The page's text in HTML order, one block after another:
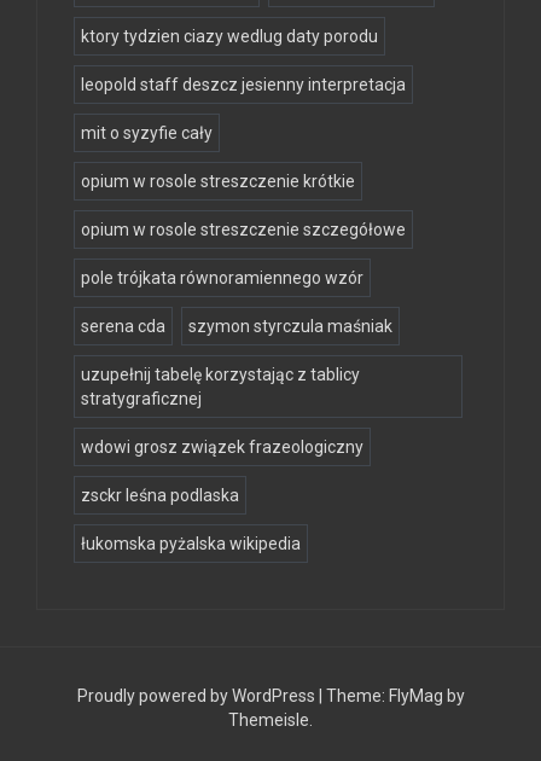
ktory tydzien ciazy wedlug daty porodu
leopold staff deszcz jesienny interpretacja
mit o syzyfie cały
opium w rosole streszczenie krótkie
opium w rosole streszczenie szczegółowe
pole trójkata równoramiennego wzór
serena cda szymon styrczula maśniak
uzupełnij tabelę korzystając z tablicy
stratygraficznej
wdowi grosz związek frazeologiczny
zsckr leśna podlaska
łukomska pyżalska wikipedia
Proudly powered by WordPress Theme: FlyMag by
Themeisle.